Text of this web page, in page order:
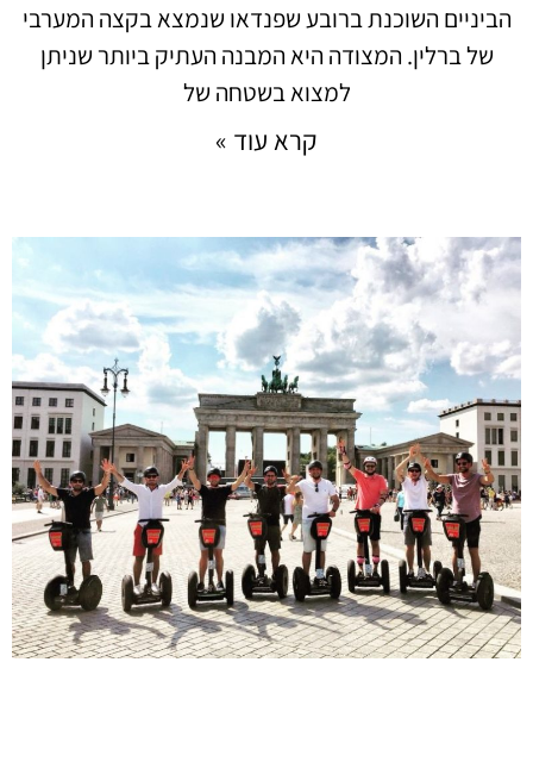
הביניים השוכנת ברובע שפנדאו שנמצא בקצה המערבי
של ברלין. המצודה היא המבנה העתיק ביותר שניתן
למצוא בשטחה של
קרא עוד »